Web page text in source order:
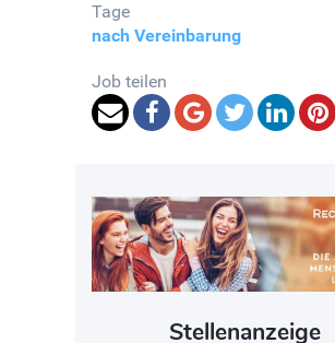
Tage
nach Vereinbarung
Job teilen
Stellenanzeige